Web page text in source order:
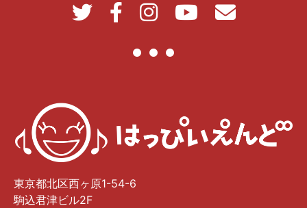
東京都北区西ヶ原1-54-6
駒込君津ビル2F